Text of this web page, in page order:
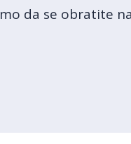
da se obratite